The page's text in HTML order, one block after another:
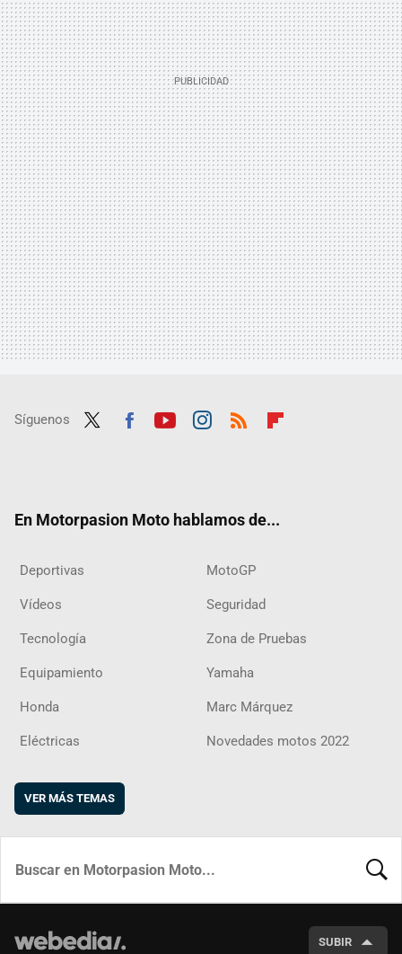
Síguenos
En Motorpasion Moto hablamos de...
Deportivas MotoGP
Vídeos Seguridad
Tecnología Zona de Pruebas
Equipamiento Yamaha
Honda Marc Márquez
Eléctricas Novedades motos 2022
VER MÁS TEMAS
SUBIR